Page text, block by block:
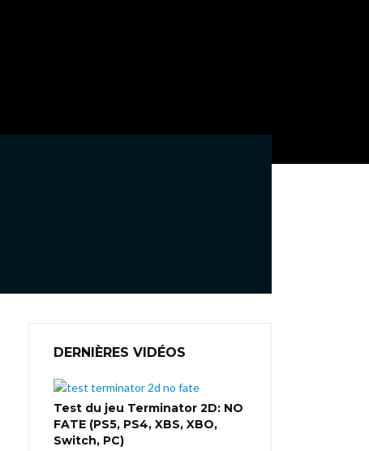
DERNIÈRES VIDÉOS
Test du jeu Terminator 2D: NO
FATE (PS5, PS4, XBS, XBO,
Switch, PC)